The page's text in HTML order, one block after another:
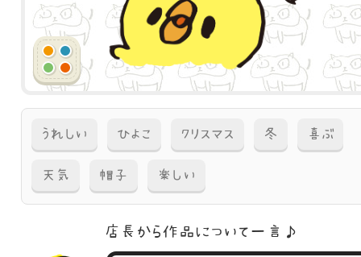
うれしい ひよこ クリスマス 冬 喜ぶ
天気 帽子 楽しい
店長から作品に ついて一言♪